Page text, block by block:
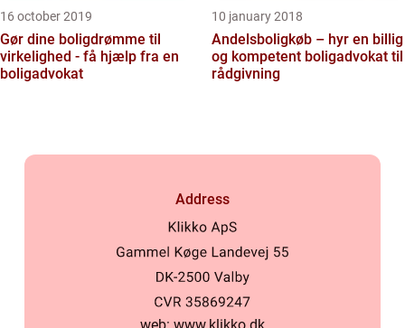
16 october 2019
Gør dine boligdrømme til
virkelighed - få hjælp fra en
boligadvokat
10 january 2018
Andelsboligkøb – hyr en billig
og kompetent boligadvokat til
rådgivning
Address